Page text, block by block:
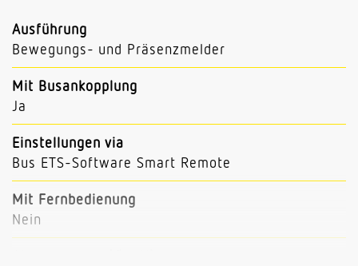
Ausführung
Bewegungs- und Präsenzmelder
Mit Busankopplung
Ja
Einstellungen via
Bus ETS-Software Smart Remote
Mit Fernbedienung
Nein